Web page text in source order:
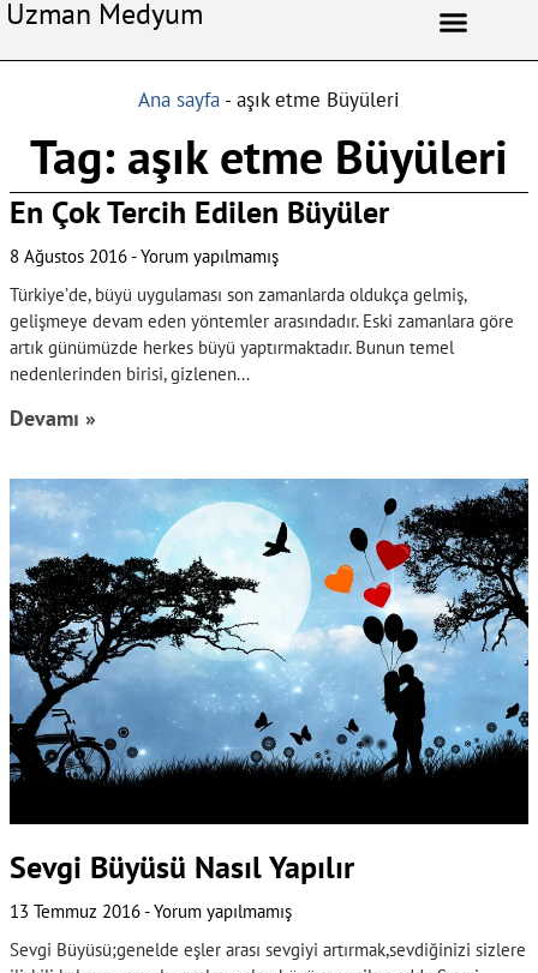
Uzman Medyum
Ana sayfa -aşık etme Büyüleri
Tag: aşık etme Büyüleri
En Çok Tercih Edilen Büyüler
8 Ağustos 2016 Yorum yapılmamış
Türkiye’de, büyü uygulaması son zamanlarda oldukça gelmiş,
gelişmeye devam eden yöntemler arasındadır. Eski zamanlara göre
artık günümüzde herkes büyü yaptırmaktadır. Bunun temel
nedenlerinden birisi, gizlenen
Devamı »
Sevgi Büyüsü Nasıl Yapılır
13 Temmuz 2016 Yorum yapılmamış
Sevgi Büyüsü;genelde eşler arası sevgiyi artırmak,sevdiğinizi sizlere